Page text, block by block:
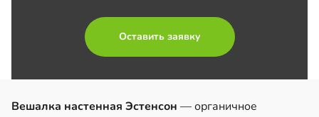
Оставить заявку
Вешалка настенная Эстенсон — органичное